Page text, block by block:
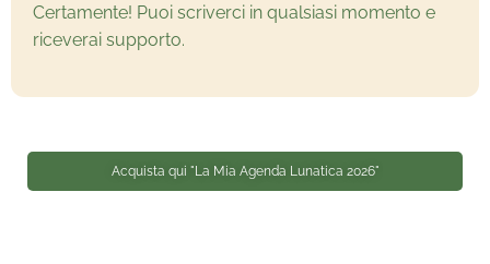
Certamente! Puoi scriverci in qualsiasi momento e
riceverai supporto.
Acquista qui "La Mia Agenda Lunatica 2026"